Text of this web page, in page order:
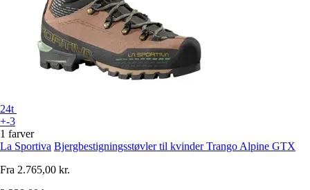
24t
+-3
1 farver
La Sportiva Bjergbestigningsstøvler til kvinder Trango Alpine GTX
Fra 2.765,00 kr.